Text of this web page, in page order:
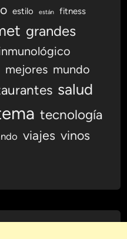
n
t
i
estilo están fitness
grandes
mejores mundo
salud
tecnología
viajes vinos